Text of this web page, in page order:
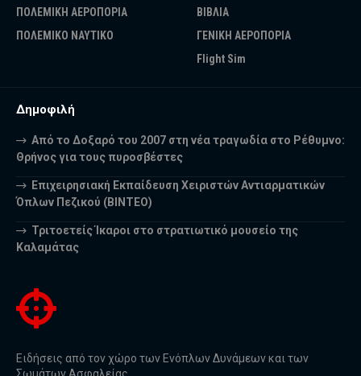
ΠΟΛΕΜΙΚΗ ΑΕΡΟΠΟΡΙΑ
ΠΟΛΕΜΙΚΟ ΝΑΥΤΙΚΟ
ΒΙΒΛΙΑ
ΓΕΝΙΚΗ ΑΕΡΟΠΟΡΙΑ
Flight Sim
Δημοφιλή
Από το Δοξαρό του 2007 στη νέα τραγωδία στο Ρέθυμνο:
Θρήνος για τους πυροσβέστες
Επιχειρησιακή Εκπαίδευση Χειριστών Αντιαρματικών
Όπλων Πεζικού (ΒΙΝΤΕΟ)
Τριτοετείς Ίκαροι στο στρατιωτικό μουσείο της
Καλαμάτας
Ειδήσεις από τον χώρο των Ενόπλων Δυνάμεων και των
Σωμάτων Ασφαλείας